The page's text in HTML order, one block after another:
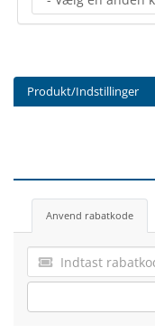
Produkt/Indstillinger
Anvend rabatkode